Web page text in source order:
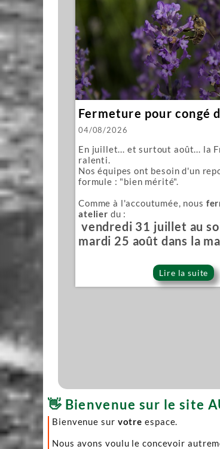
Fermeture pour congé
04/08/2026
En juillet... et surtout août... la
ralenti.
Nos équipes ont besoin d'un
formule : "bien mérité".
Comme à l'accoutumée, nous
atelier du :
vendredi 31 juillet au
mardi 25 août dans la
Lire la suite
👋 Bienvenue sur le site
Bienvenue sur votreespace.
Nous avons voulu le concevoir